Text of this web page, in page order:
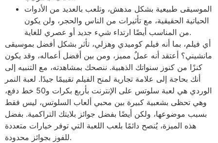
الموسيقى طبيعية بشكل مدهش، وتلعب بالعديد من الأدوات
الحياتية الحقيقية، مع تأثيرات من الناس والحجر، ولن يكون
من المناسب أيضًا ارتداء شيء جديد أو عصري للغاية.
أي فيلم، بما أنه فيلم كوميدي وهزلي، تأثر بشكل أفضل بموسيقى
مانشيني؟ أعتقد أنه عملٌ مميز، ومن بين أفضل أعماله، وقد يكون
كنزًا من كنوز سنواتك الذهبية. ننصحك بمشاهدته، مع التنبيه إلى
أنك بحاجة إلى علامة تجارية لمنح الفيلم تقييمًا جيدًا. لعبة النمر
الوردي هي لعبة سلوتس على الإنترنت بأربع بكرات و50 خط دفع،
وهي تحظى بشعبية كبيرة بين محبي ألعاب السلوتس، ليس فقط
بسبب موضوعها، ولكن أيضًا بفضل جوائز بلايتك التراكمية. بفضل
هذه الميزة، يُنصح دائمًا بلعب اللعبة التي توفر خيارات متعددة
للفوز بجوائز محدودة.